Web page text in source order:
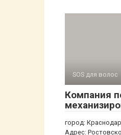
SOS для волос
Компания
город:
Адрес: